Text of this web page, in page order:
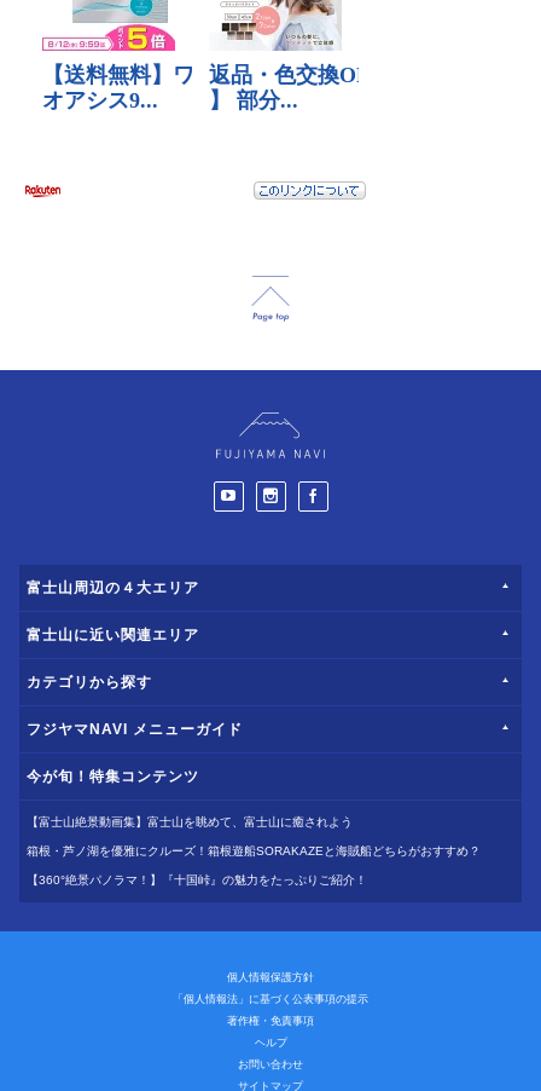
富士山周辺の４大エリア
富士山に近い関連エリア
カテゴリから探す
フジヤマNAVI メニューガイド
今が旬！特集コンテンツ
【富士山絶景動画集】富士山を眺めて、富士山に癒されよう
箱根・芦ノ湖を優雅にクルーズ！箱根遊船SORAKAZEと海賊船どちらがおすすめ？
【360°絶景パノラマ！】『十国峠』の魅力をたっぷりご紹介！
個人情報保護方針
「個人情報法」に基づく公表事項の提示
著作権・免責事項
ヘルプ
お問い合わせ
サイトマップ